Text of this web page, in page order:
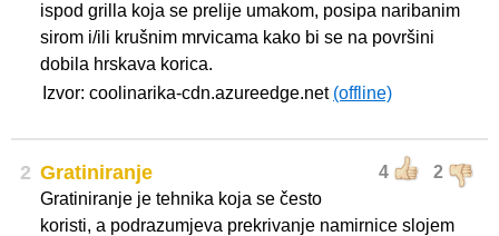
ispod grilla koja se prelije umakom, posipa naribanim
sirom i/ili krušnim mrvicama kako bi se na površini
dobila hrskava korica.
Izvor: coolinarika-cdn.azureedge.net (offline)
2 4 2
Gratiniranje
Gratiniranje je tehnika koja se često
koristi, a podrazumjeva prekrivanje namirnice slojem